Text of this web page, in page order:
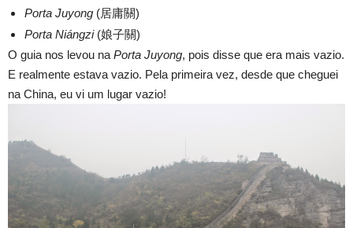
Porta Juyong (居庸關)
Porta Niángzi(娘子關)
O guia nos levou naPorta Juyong, pois disse que era mais vazio.
E realmente estava vazio. Pela primeira vez, desde que cheguei
na China, eu vi um lugar vazio!